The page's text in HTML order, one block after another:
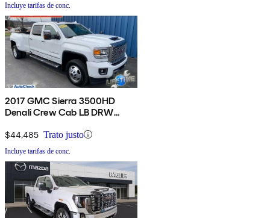
Incluye tarifas de conc.
2017 GMC Sierra 3500HD
Denali Crew Cab LB DRW
$44,485 Trato justo
Incluye tarifas de conc.